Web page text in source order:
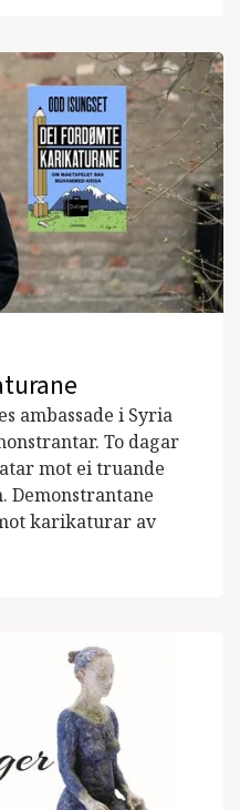
ambassade i Syria
To dagar
mot ei truande
Demonstrantane
karikaturar av